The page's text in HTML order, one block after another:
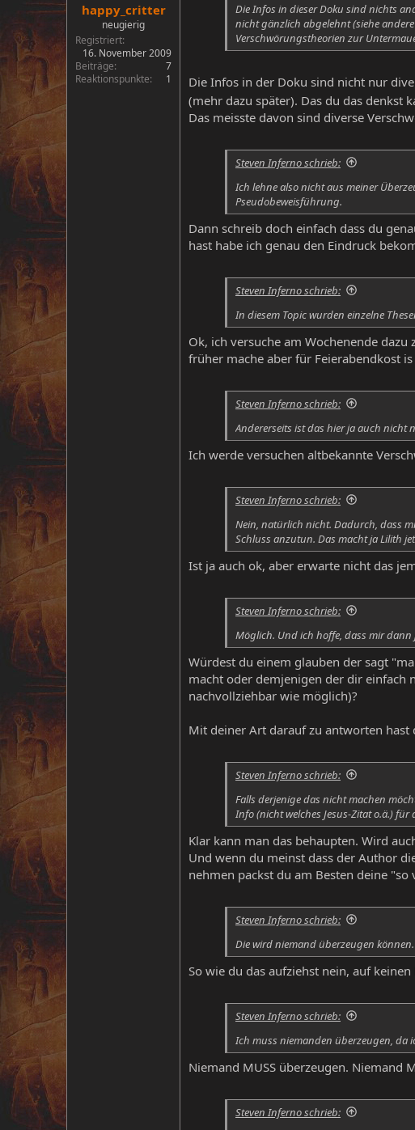
happy_critter
neugierig
Registriert
16. November 2009
Beiträge
7
Reaktionspunkte
1
Die Infos in dieser Doku sind nichts
nicht gänzlich abgelehnt (siehe
Verschwörungstheorien zur
Die Infos in der Doku sind nicht nur
(mehr dazu später). Das du das denkst
Das meisste davon sind diverse
Steven Inferno schrieb:
Ich lehne also nicht aus meiner
Pseudobeweisführung.
Dann schreib doch einfach dass du
hast habe ich genau den Eindruck
Steven Inferno schrieb:
In diesem Topic wurden einzelne
Ok, ich versuche am Wochenende
früher mache aber für Feierabendkost
Steven Inferno schrieb:
Andererseits ist das hier ja auch nicht
Ich werde versuchen altbekannte
Steven Inferno schrieb:
Nein, natürlich nicht. Dadurch, dass
Schluss anzutun. Das macht ja Lilith
Ist ja auch ok, aber erwarte nicht das
Steven Inferno schrieb:
Möglich. Und ich hoffe, dass mir
Würdest du einem glauben der sagt
macht oder demjenigen der dir einfach
nachvollziehbar wie möglich)?
Mit deiner Art darauf zu antworten hast
Steven Inferno schrieb:
Falls derjenige das nicht machen
Info (nicht welches Jesus-Zitat o.ä.)
Klar kann man das behaupten. Wird
Und wenn du meinst dass der Author
nehmen packst du am Besten deine
Steven Inferno schrieb:
Die wird niemand überzeugen können.
So wie du das aufziehst nein, auf keinen
Steven Inferno schrieb:
Ich muss niemanden überzeugen, da
Niemand MUSS überzeugen. Niemand
Steven Inferno schrieb: